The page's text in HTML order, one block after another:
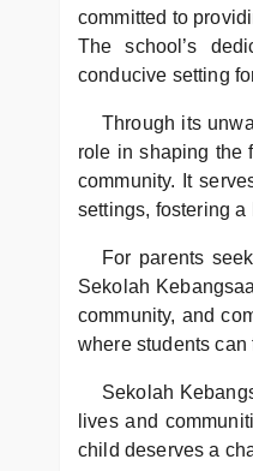
committed to
The school’s
conducive setting
Through its
role in shaping the
community. It
settings, fostering a
For parents
Sekolah
community, and
where students
Sekolah
lives and
child deserves a